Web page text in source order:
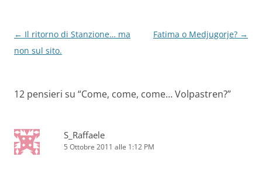
Navigazione
articolo
← Il ritorno di Stanzione… ma
non sul sito.
Fatima o Medjugorje? →
12 pensieri su “Come, come, come… Volpastren?”
S_Raffaele
5 Ottobre 2011 alle 1:12 PM